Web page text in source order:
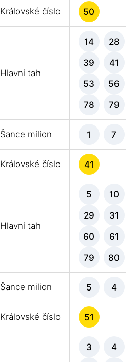
Královské číslo 50
Hlavní tah
14 28
39 41
53 56
78 79
Šance milion 1 7
Královské číslo 41
Hlavní tah
5 10
29 31
60 61
79 80
Šance milion 5 4
Královské číslo 51
3 4